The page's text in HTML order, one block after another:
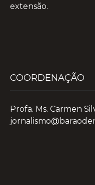
extensão.
COORDENAÇÃO
Profa. Ms. Carmen